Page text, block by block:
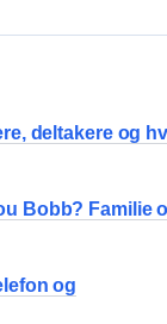
deltakere og
Bobb? Familie
og